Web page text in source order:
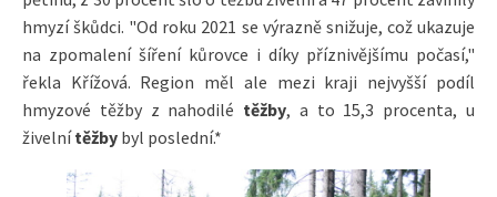
hmyzí škůdci. "Od roku 2021 se výrazně snižuje, což ukazuje
na zpomalení šíření kůrovce i díky příznivějšímu počasí,"
řekla Křížová. Region měl ale mezi kraji nejvyšší podíl
hmyzové těžby z nahodilé těžby, a to 15,3 procenta, u
živelnítěžby byl poslední.*